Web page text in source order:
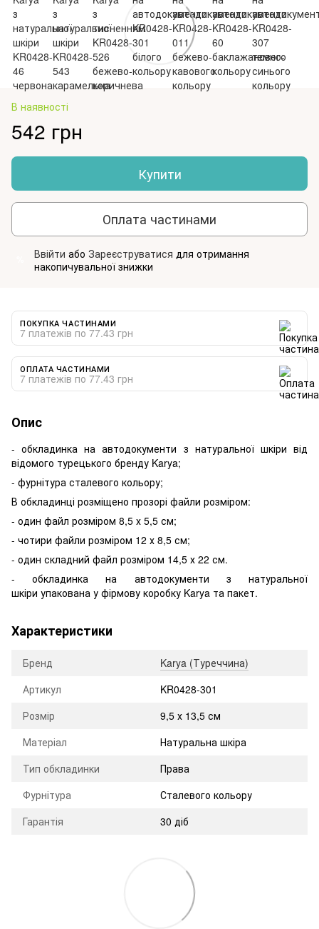
В наявності
542 грн
Купити
Оплата частинами
Ввійти або Зареєструватися для отримання
накопичувальної знижки
ПОКУПКА ЧАСТИНАМИ
7 платежів по 77.43 грн
ОПЛАТА ЧАСТИНАМИ
7 платежів по 77.43 грн
Опис
- обкладинка на автодокументи з натуральної шкіри від
відомого турецького бренду Karya;
- фурнітура сталевого кольору;
В обкладинці розміщено прозорі файли розміром:
- один файл розміром 8,5 х 5,5 см;
- чотири файли розміром 12 х 8,5 см;
- один складний файл розміром 14,5 х 22 см.
- обкладинка на автодокументи з натуральної
шкіри упакована у фірмову коробку Karya та пакет.
Характеристики
Бренд
Karya (Туреччина)
Артикул
KR0428-301
Розмір
9,5 х 13,5 см
Матеріал
Натуральна шкіра
Тип обкладинки
Права
Фурнітура
Сталевого кольору
Гарантія
30 діб